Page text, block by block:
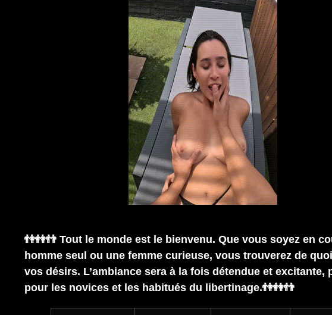
👫👭👬 Tout le monde est le bienvenu. Que vous soyez en
homme seul ou une femme curieuse, vous trouverez de
vos désirs. L’ambiance sera à la fois détendue et excitante,
pour les novices et les habitués du libertinage.👫👭👬